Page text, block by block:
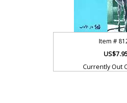
Item #
Currently Out